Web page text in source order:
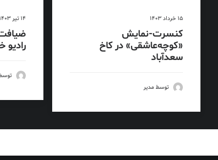
14 تیر 1403
رادیو
15 خرداد 1403
کنسرت-نمایش
«کوچه‌عاشقی» در کاخ
سعدآباد
توسط مدیر